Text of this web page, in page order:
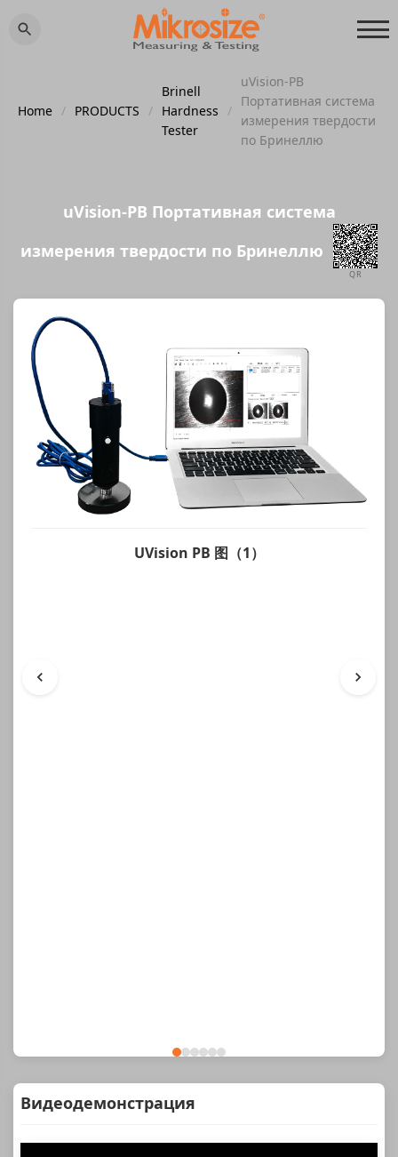
Home / PRODUCTS /
Brinell
Hardness
Tester
/
uVision-PB
Портативная система
измерения твердости
по Бринеллю
uVision-PB Портативная система
измерения твердости по Бринеллю
QR
UVision PB 图（1）
Видеодемонстрация